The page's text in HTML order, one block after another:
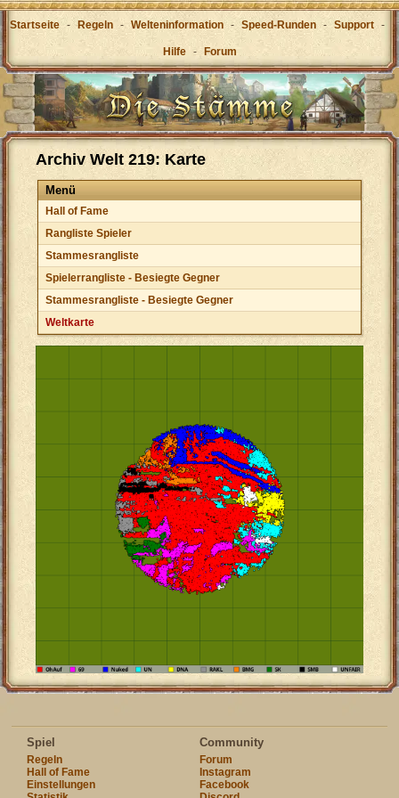
Startseite - Regeln - Welteninformation - Speed-Runden - Support -
Hilfe - Forum
Archiv Welt 219: Karte
Menü
Hall of Fame
Rangliste Spieler
Stammesrangliste
Spielerrangliste - Besiegte Gegner
Stammesrangliste - Besiegte Gegner
Weltkarte
Spiel
Regeln
Hall of Fame
Einstellungen
Community
Forum
Instagram
Facebook